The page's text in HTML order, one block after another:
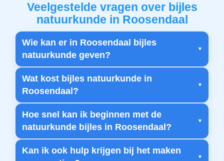
Veelgestelde vragen over bijles
natuurkunde in Roosendaal
Wie kan er in Roosendaal bijles
natuurkunde geven?
Wat kost bijles natuurkunde in
Roosendaal?
Hoe snel kan ik beginnen met de
natuurkunde bijles in Roosendaal?
Kan ik ook hulp krijgen bij het maken